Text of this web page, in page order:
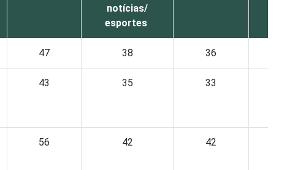
notícias/
esportes
47 38 36
43 35 33
56 42 42